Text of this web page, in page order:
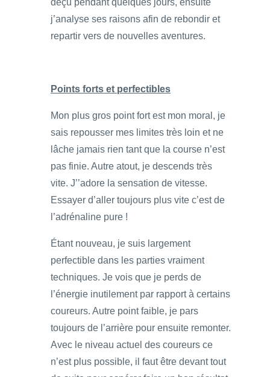
déçu pendant quelques jours, ensuite
j’analyse ses raisons afin de rebondir et
repartir vers de nouvelles aventures.
Points forts et perfectibles
Mon plus gros point fort est mon moral, je
sais repousser mes limites très loin et ne
lâche jamais rien tant que la course n’est
pas finie. Autre atout, je descends très
vite. J’’adore la sensation de vitesse.
Essayer d’aller toujours plus vite c’est de
l’adrénaline pure !
Étant nouveau, je suis largement
perfectible dans les parties vraiment
techniques. Je vois que je perds de
l’énergie inutilement par rapport à certains
coureurs. Autre point faible, je pars
toujours de l’arrière pour ensuite remonter.
Avec le niveau actuel des coureurs ce
n’est plus possible, il faut être devant tout